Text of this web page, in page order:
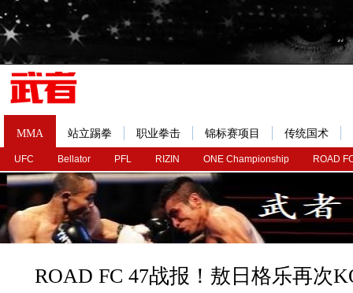
MMA
UFC Bellator PFL RIZIN ONE Championship ROAD
站立踢拳 职业拳击 锦标赛项目 传统国术
ROAD FC 47战报！敖日格乐再次